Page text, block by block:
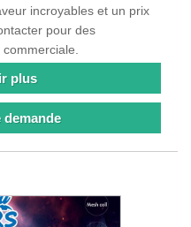
incroyables et un prix
pour des
plus
demande